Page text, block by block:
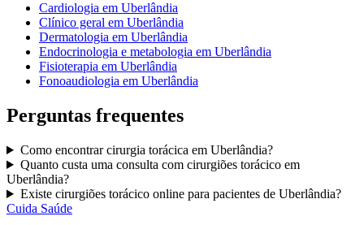
Cardiologia em Uberlândia
Clínico geral em Uberlândia
Dermatologia em Uberlândia
Endocrinologia e metabologia em Uberlândia
Fisioterapia em Uberlândia
Fonoaudiologia em Uberlândia
Perguntas frequentes
Como encontrarcirurgia torácica em Uberlândia?
Quanto custa uma consulta com cirurgiões torácicoem
Uberlândia?
Existe cirurgiões torácicoonline para pacientes de Uberlândia?
Cuida Saúde